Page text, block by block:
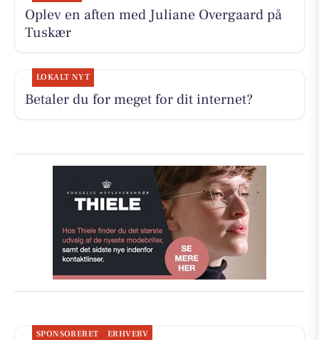
Oplev en aften med Juliane Overgaard på
Tuskær
LOKALT NYT
Betaler du for meget for dit internet?
SPONSORERET ERHVERV